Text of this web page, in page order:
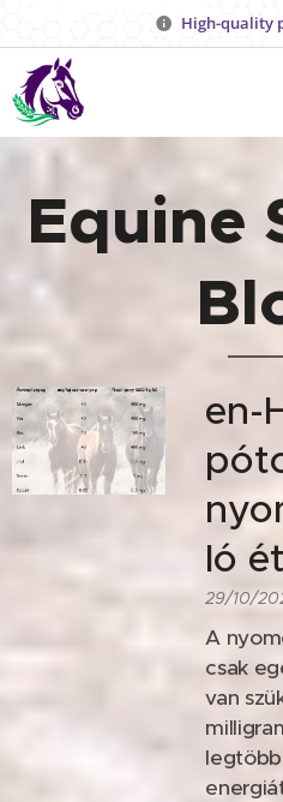
High-quality
Equine
en-
ló
29/10/
A
csak
van